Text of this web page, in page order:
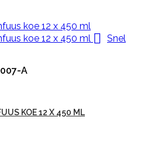

Snel
A
KOE 12 X 450 ML